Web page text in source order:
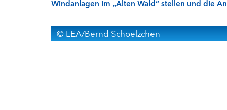
Windanlagen im „Alten Wald“ stellen und die
© LEA/Bernd Schoelzchen